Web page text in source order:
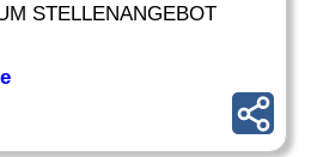
STELLENANGEBOT